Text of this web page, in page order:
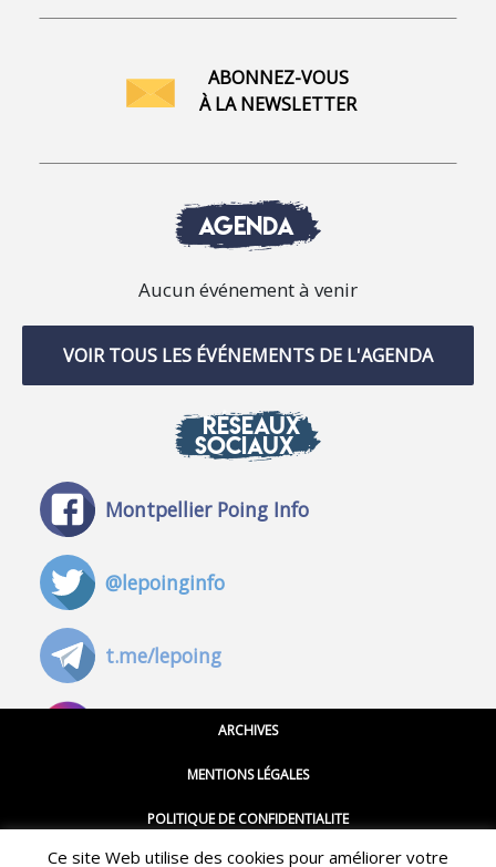
ABONNEZ-VOUS
À LA NEWSLETTER
AGENDA
Aucun événement à venir
VOIR TOUS LES ÉVÉNEMENTS DE L'AGENDA
RÉSEAUX
SOCIAUX
Montpellier Poing Info
@lepoinginfo
t.me/lepoing
@montpellierpoinginfo
ARCHIVES
MENTIONS LÉGALES
POLITIQUE DE CONFIDENTIALITE
CGU
Ce site Web utilise des cookies pour améliorer votre